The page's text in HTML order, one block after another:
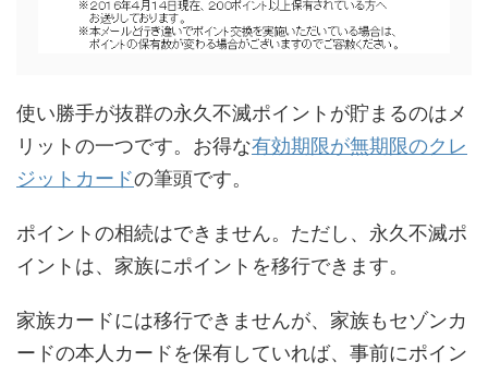
使い勝手が抜群の永久不滅ポイントが貯まるのはメ
リットの一つです。お得な有効期限が無期限のクレ
ジットカードの筆頭です。
ポイントの相続はできません。ただし、永久不滅ポ
イントは、家族にポイントを移行できます。
家族カードには移行できませんが、家族もセゾンカ
ードの本人カードを保有していれば、事前にポイン